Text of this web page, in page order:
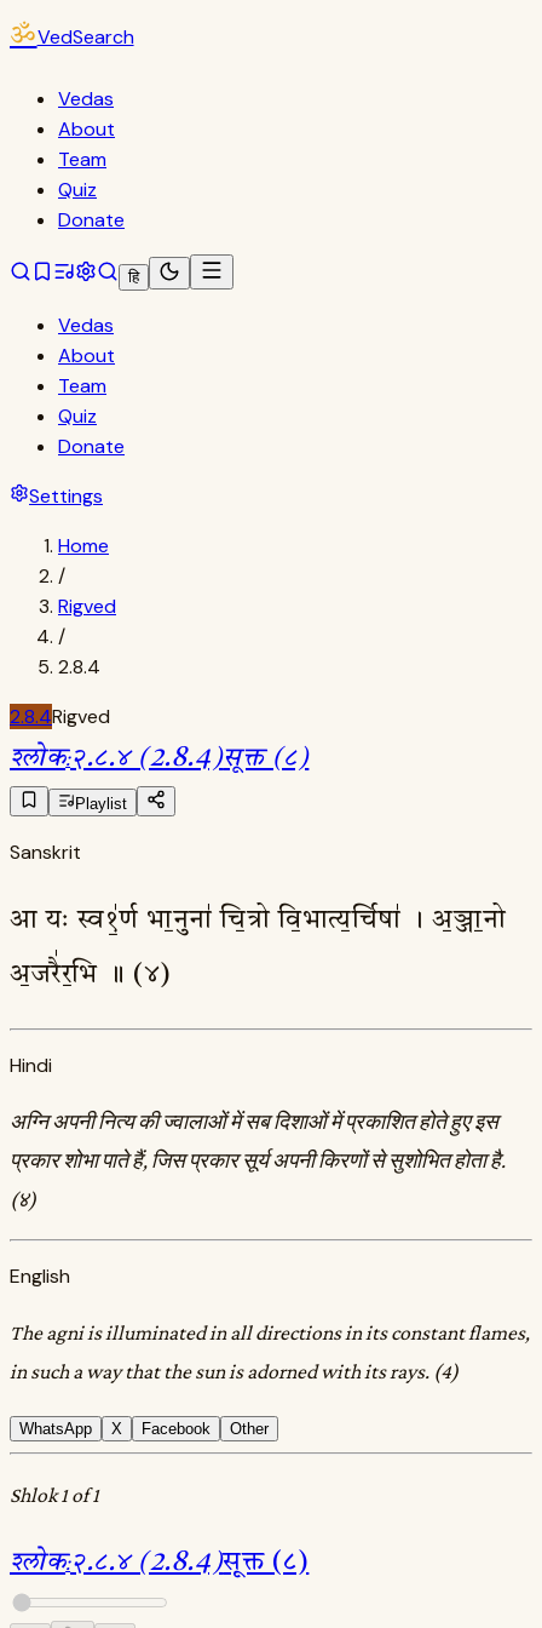
ॐVedSearch
Vedas
About
Team
Quiz
Donate
हि
Vedas
About
Team
Quiz
Donate
Settings
Home
/
Rigved
/
2.8.4
2.8.4Rigved
श्लोक:२.८.४ (2.8.4)सूक्त (८)
Playlist
Sanskrit
आ यः स्व१॒॑र्ण भा॒नुना॑ चि॒त्रो वि॒भात्य॒र्चिषा॑ । अ॒ञ्जा॒नो
अ॒जरै॑र॒भि ॥ (४)
Hindi
अग्नि अपनी नित्य की ज्वालाओं में सब दिशाओं में प्रकाशित होते हुए इस
प्रकार शोभा पाते हैं, जिस प्रकार सूर्य अपनी किरणों से सुशोभित होता है.
(४)
English
The agni is illuminated in all directions in its constant flames,
in such a way that the sun is adorned with its rays. (4)
WhatsApp X Facebook Other
Shlok 1 of 1
श्लोक:२.८.४ (2.8.4)सूक्त (८)